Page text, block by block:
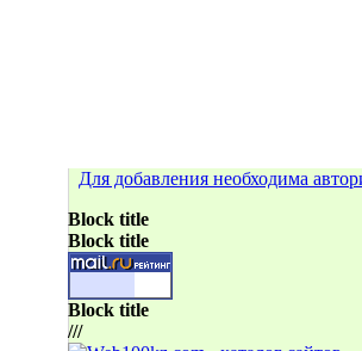
Для добавления необходима
Block title
Block title
Block title
///